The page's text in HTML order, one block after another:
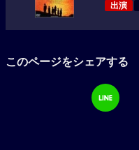
出演
このページをシェアする